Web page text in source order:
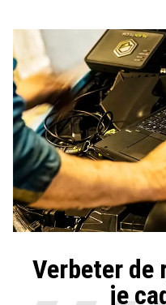
Verbeter de
je